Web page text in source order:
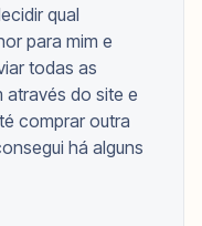
qual
para mim e
todas as
através do site e
comprar outra
há alguns